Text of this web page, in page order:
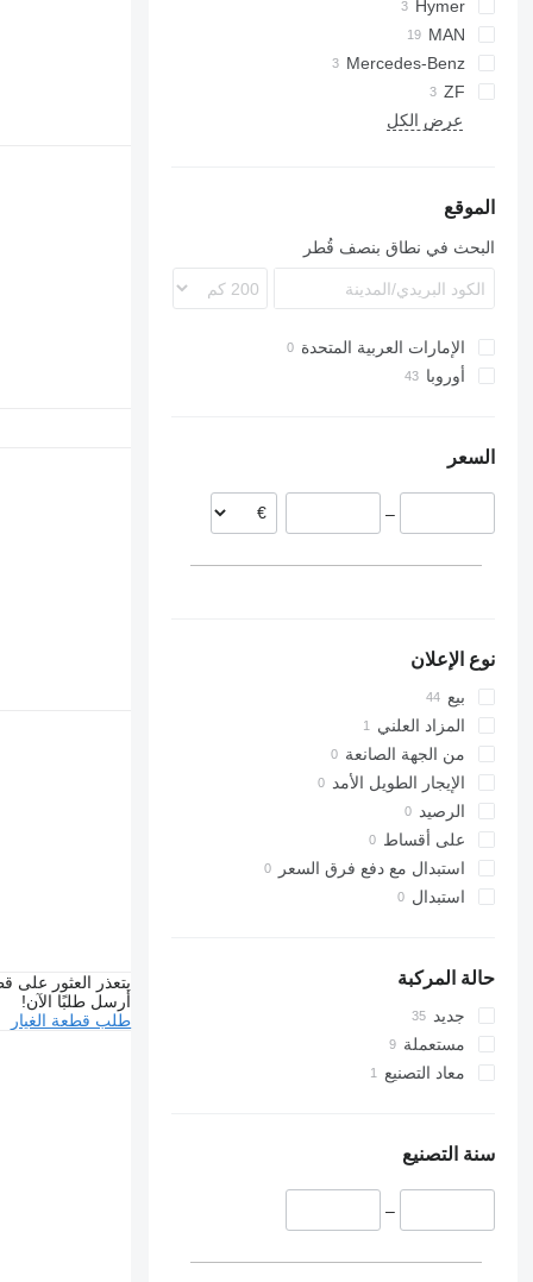
Hymer
DailyMAN
LE
Mercedes-Benz
Actros ZF
عرض الكل
الموقع
البحث في نطاق بنصف قُطر
الإمارات العربية المتحدة
أوروبا
فنلندا
رومانيا
السعر
–
نوع الإعلان
بيع
المزاد العلني
من الجهة الصانعة
الإيجار الطويل الأمد
الرصيد
على أقساط
استبدال مع دفع فرق السعر
استبدال
حالة المركبة
جديد
مستعملة
معاد التصنيع
سنة التصنيع
–
يتعذر العثور على
أرسل طلبًا الآن!
طلب قطعة الغيار